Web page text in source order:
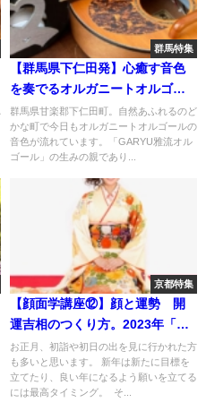
群馬特集
【群馬県下仁田発】心癒す音色
を奏でるオルガニートオルゴー
ル「GARYU雅流（がりゅう）」
群馬県甘楽郡下仁田町。自然あふれるのど
かな町で今日もオルガニートオルゴールの
音色が流れています。「GARYU雅流オル
ゴール」の生みの親であり...
京都特集
【顔面学講座⑫】顔と運勢 開
運吉相のつくり方。2023年「運
がいい顔」はどんな顔？
お正月、初詣や初日の出を見に行かれた方
も多いと思います。 新年は新たに目標を
立てたり、良い年になるよう願いを立てる
には最高タイミング。 そ...